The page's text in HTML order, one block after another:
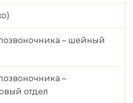
– шейный
–
отдел